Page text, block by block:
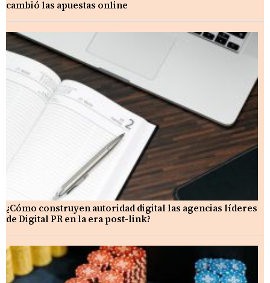
cambió las apuestas online
¿Cómo construyen autoridad digital las agencias líderes
de Digital PR en la era post-link?